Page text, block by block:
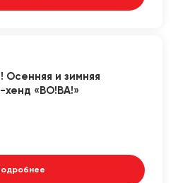
Осенняя и зимняя
хенд «ВО!ВА!»